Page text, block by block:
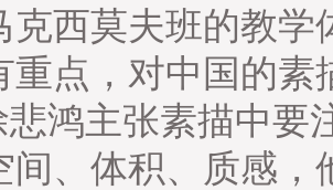
克西莫夫班的教学
重点，对中国的
主张素描中要
间、体积、质感